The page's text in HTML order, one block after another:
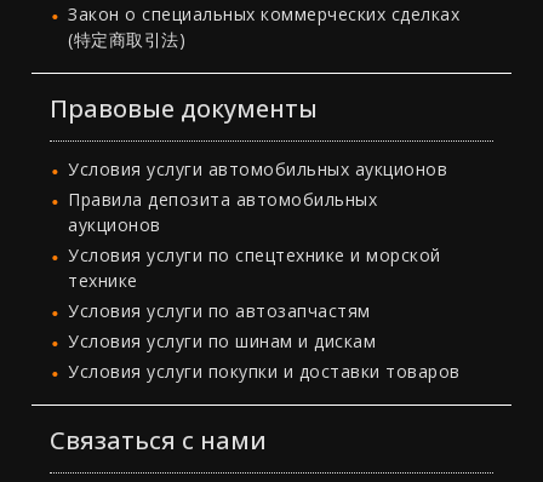
Закон о специальных коммерческих сделках
(特定商取引法)
Правовые документы
Условия услуги автомобильных аукционов
Правила депозита автомобильных
аукционов
Условия услуги по спецтехнике и морской
технике
Условия услуги по автозапчастям
Условия услуги по шинам и дискам
Условия услуги покупки и доставки товаров
Связаться с нами